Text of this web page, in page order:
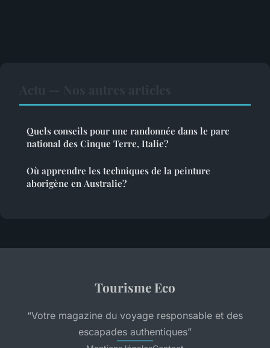
Quels conseils pour une randonnée dans le parc
national des Cinque Terre, Italie?
Où apprendre les techniques de la peinture
aborigène en Australie?
Tourisme Eco
“Votre magazine du voyage responsable et des
escapades authentiques”